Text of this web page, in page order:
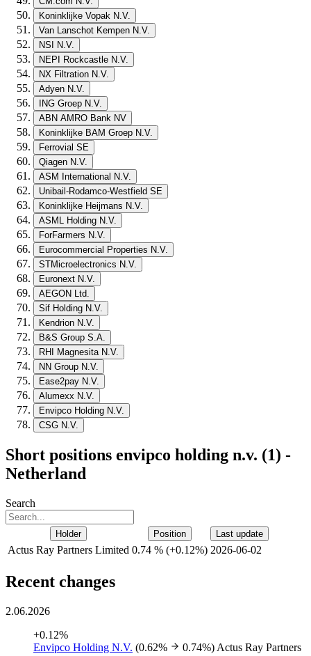
Koninklijke Vopak N.V.
Van Lanschot Kempen N.V.
NSI N.V.
NEPI Rockcastle N.V.
NX Filtration N.V.
Adyen N.V.
ING Groep N.V.
ABN AMRO Bank NV
Koninklijke BAM Groep N.V.
Ferrovial SE
Qiagen N.V.
ASM International N.V.
Unibail-Rodamco-Westfield SE
Koninklijke Heijmans N.V.
ASML Holding N.V.
ForFarmers N.V.
Eurocommercial Properties N.V.
STMicroelectronics N.V.
Euronext N.V.
AEGON Ltd.
Sif Holding N.V.
Kendrion N.V.
B&S Group S.A.
RHI Magnesita N.V.
NN Group N.V.
Ease2pay N.V.
Alumexx N.V.
Envipco Holding N.V.
CSG N.V.
Short positions envipco holding n.v. (1) -
Netherland
Search
Holder Position Last update
Actus Ray Partners Limited 0.74 % (+0.12%) 2026-06-02
Recent changes
2.06.2026
+0.12%
Envipco Holding N.V. (0.62% 0.74%) Actus Ray Partners